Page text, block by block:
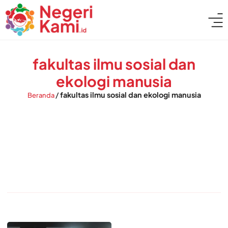
fakultas ilmu sosial dan
ekologi manusia
Beranda/fakultas ilmu sosial dan ekologi manusia